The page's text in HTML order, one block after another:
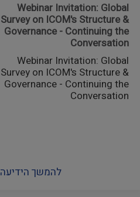
Webinar Invitation: Global
Survey on ICOM's Structure &
Governance - Continuing the
Conversation
Webinar Invitation: Global
Survey on ICOM's Structure &
Governance - Continuing the
Conversation
להמשך הידיעה